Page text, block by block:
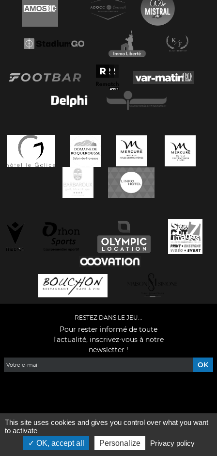
RESTEZ DANS LE JEU...
Pour rester informé de toute
l'actualité, inscrivez-vous à notre
newsletter !
©2026 - Tous droits réservés - Conception :epartenaire
This site uses cookies and gives you control over what you want
to activate
OK, accept all
Personalize Privacy policy